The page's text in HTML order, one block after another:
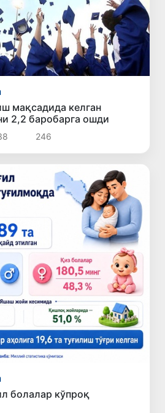
мақсадида келган
2,2 баробарга ошди
246
болалар кўпроқ